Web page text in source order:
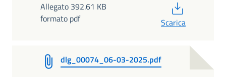
Allegato 392.61 KB
formato pdf
Scarica
dlg_00074_06-03-2025.pdf